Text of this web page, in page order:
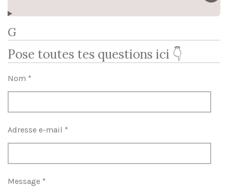
G
Pose toutes tes questions ici 👇
Nom *
Adresse e-mail *
Message *